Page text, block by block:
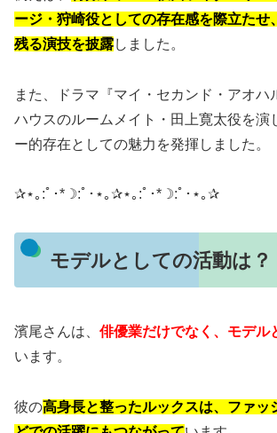
ージ・狩崎役としての存在感を際立たせ
残る演技を披露しました。
また、ドラマ『マイ・セカンド・アオハ
ハウスのルームメイト・田上寛太役を演
ー的存在としての魅力を発揮しました。
​​✰⋆｡:ﾟ･*☽:ﾟ･⋆｡✰⋆｡:ﾟ･*☽:ﾟ･⋆｡✰
モデルとしての活動は？
濱尾さんは、 俳優業だけでなく、モデル
います。
彼の高身長と整ったルックスは、ファッ